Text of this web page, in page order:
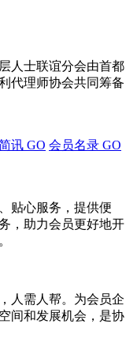
人士联谊分会由首都
代理师协会共同筹备
讯 GO 会员名录 GO
贴心服务，提供便
，助力会员更好地开
人需人帮。为会员企
间和发展机会，是协